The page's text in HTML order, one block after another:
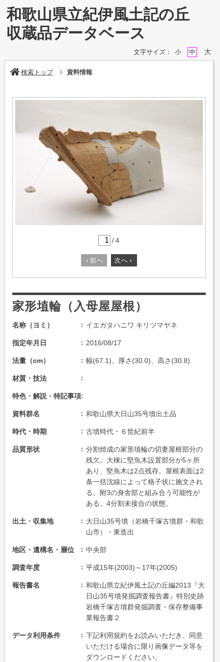
和歌山県立紀伊風土記の丘
収蔵品データベース
文字サイズ： 小 中 大
検索トップ 資料情報
/ 4
‹ 前へ 次へ ›
家形埴輪（入母屋屋根）
名称（ヨミ） イエガタハニワ キリツマヤネ
指定年月日 2016/08/17
法量（cm） 幅(67.1)、厚さ(30.0)、高さ(30.8)
材質・技法
特色・解説・特記事項
資料群名 和歌山県大日山35号墳出土品
時代・時期 古墳時代・６世紀前半
品質形状
分割焼成の家形埴輪の切妻屋根部分の
残欠。大棟に堅魚木設置部分が5ヶ所
あり、堅魚木は2点残存。屋根表面は2
条一括沈線によって格子状に施文され
る。附3の身舎部と組み合う可能性が
ある。4分割未接合の状態。
出土・収集地
大日山35号墳（岩橋千塚古墳群・和歌
山市）・東造出
地区・遺構名・層位 中央部
調査年度 平成15年(2003)～17年(2005)
報告書名
和歌山県立紀伊風土記の丘編2013『大
日山35号墳発掘調査報告書』特別史跡
岩橋千塚古墳群発掘調査・保存整備事
業報告書２
データ利用条件
下記利用規約をお読みいただき、同意
いただける場合に限り画像データ等を
ダウンロードください。